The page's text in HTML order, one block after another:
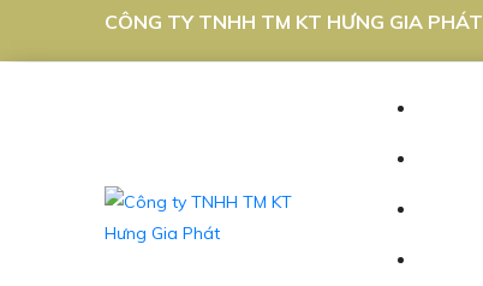
CÔNG TY TNHH TM KT HƯNG GIA PHÁT